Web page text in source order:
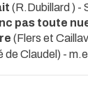
(R.Dubillard ) -
pas toute
(Flers et
de Claudel) -